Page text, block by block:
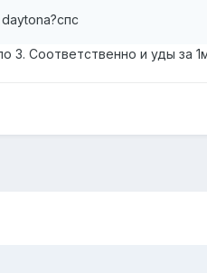
3. Соответственно и уды за